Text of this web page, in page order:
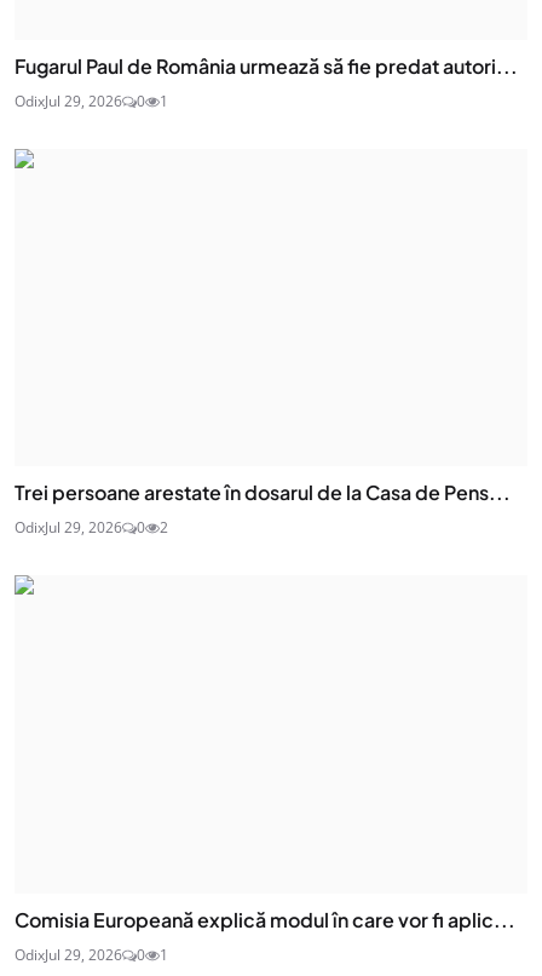
Fugarul Paul de România urmează să fie predat autori...
OdixJul 29, 2026 0 1
Trei persoane arestate în dosarul de la Casa de Pens...
OdixJul 29, 2026 0 2
Comisia Europeană explică modul în care vor fi aplic...
OdixJul 29, 2026 0 1